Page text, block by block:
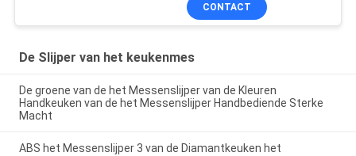
CONTACT
De Slijper van het keukenmes
De groene van de het Messenslijper van de Kleuren
Handkeuken van de het Messenslijper Handbediende Sterke
Macht
ABS het Messenslijper 3 van de Diamantkeuken het